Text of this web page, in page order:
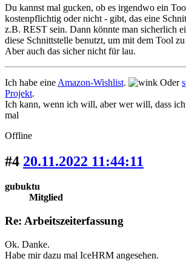
Du kannst mal gucken, ob es irgendwo ein
kostenpflichtig oder nicht - gibt, das eine
z.B. REST sein. Dann könnte man sicherlich
diese Schnittstelle benutzt, um mit dem Tool
Aber auch das sicher nicht für lau.
Ich habe eine Amazon-Wishlist. Oder
Projekt.
Ich kann, wenn ich will, aber wer will, dass
mal
Offline
#4 20.11.2022 11:44:11
gubuktu
Mitglied
Re: Arbeitszeiterfassung
Ok. Danke.
Habe mir dazu mal IceHRM angesehen.